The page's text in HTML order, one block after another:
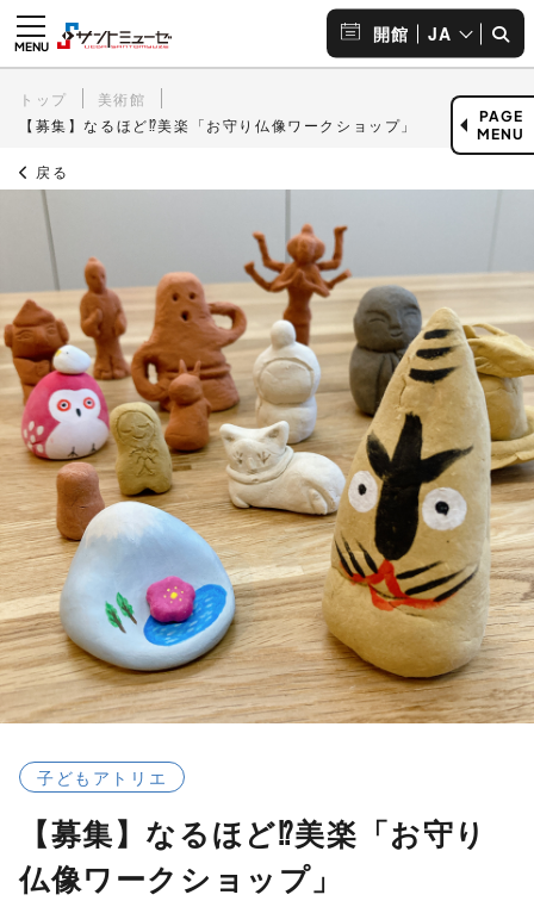
開館 JA
トップ
美術館
【募集】なるほど⁉美楽「お守り仏像ワークショップ」
戻る
子どもアトリエ
【募集】なるほど⁉美楽「お守り
仏像ワークショップ」
PAGE
MENU